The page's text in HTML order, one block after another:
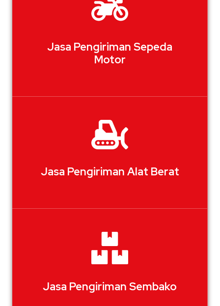
Jasa Pengiriman Sepeda
Motor
Jasa Pengiriman Alat Berat
Jasa Pengiriman Sembako